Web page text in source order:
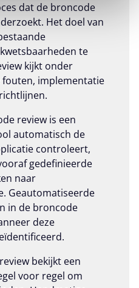
dat de broncode
Het doel van
te
kijkt onder
implementatie
review is een
automatisch de
controleert,
gedefinieerde
naar
Geautomatiseerde
in de broncode
deze
bekijkt een
voor regel om